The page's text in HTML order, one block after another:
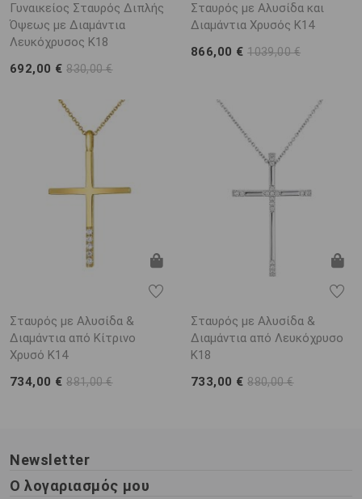
Γυναικείος Σταυρός Διπλής
Όψεως με Διαμάντια
Λευκόχρυσος K18
692,00 €830,00 €
Σταυρός με Αλυσίδα και
Διαμάντια Χρυσός K14
866,00 €1039,00 €
Σταυρός με Αλυσίδα &
Διαμάντια από Κίτρινο
Χρυσό K14
734,00 €881,00 €
Σταυρός με Αλυσίδα &
Διαμάντια από Λευκόχρυσο
K18
733,00 €880,00 €
Newsletter
Ο λογαριασμός μου